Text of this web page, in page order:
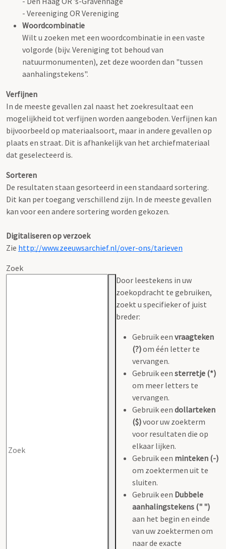
- Vereeniging OR Vereniging
Woordcombinatie
Wilt u zoeken met een woordcombinatie in een vaste
volgorde (bijv. Vereniging tot behoud van
natuurmonumenten), zet deze woorden dan "tussen
aanhalingstekens".
Verfijnen
In de meeste gevallen zal naast het zoekresultaat een
mogelijkheid tot verfijnen worden aangeboden. Verfijnen kan
bijvoorbeeld op materiaalsoort, maar in andere gevallen op
plaats en straat. Dit is afhankelijk van het archiefmateriaal
dat geselecteerd is.
Sorteren
De resultaten staan gesorteerd in een standaard sortering.
Dit kan per toegang verschillend zijn. In de meeste gevallen
kan voor een andere sortering worden gekozen.
Digitaliseren op verzoek
Zie http://www.zeeuwsarchief.nl/over-ons/tarieven
Zoek
Door leestekens in uw
zoekopdracht te gebruiken,
zoekt u specifieker of juist
breder:
Gebruik een vraagteken
(?)om één letter te
vervangen.
Gebruik een sterretje (*)
om meer letters te
vervangen.
Gebruik een dollarteken
($)voor uw zoekterm
voor resultaten die op
elkaar lijken.
Gebruik een minteken (-)
om zoektermen uit te
sluiten.
Gebruik een Dubbele
aanhalingstekens (" ")
aan het begin en einde
van uw zoektermen om
naar de exacte